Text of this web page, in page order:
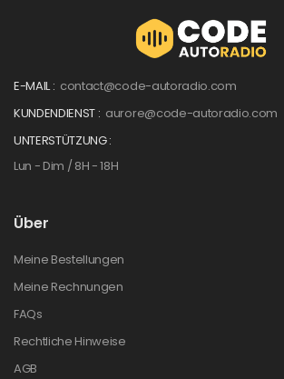
E-MAIL : contact@code-autoradio.com
KUNDENDIENST : aurore@code-autoradio.com
UNTERSTÜTZUNG :
Lun - Dim / 8H - 18H
Über
Meine Bestellungen
Meine Rechnungen
FAQs
Rechtliche Hinweise
AGB